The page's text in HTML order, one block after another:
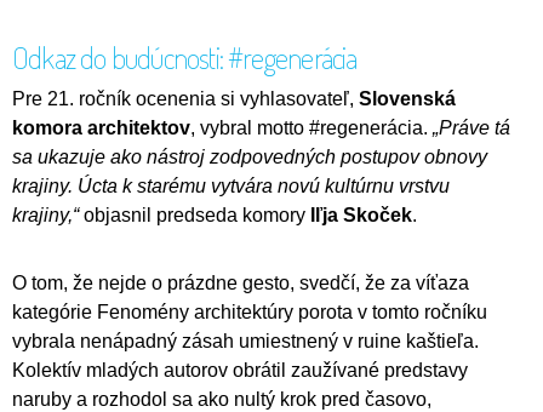
Odkaz do budúcnosti: #regenerácia
Pre 21. ročník ocenenia si vyhlasovateľ, Slovenská
komora architektov, vybral motto #regenerácia. „Práve tá
sa ukazuje ako nástroj zodpovedných postupov obnovy
krajiny. Úcta k starému vytvára novú kultúrnu vrstvu
krajiny,“objasnil predseda komory Iľja Skoček.
O tom, že nejde o prázdne gesto, svedčí, že za víťaza
kategórie Fenomény architektúry porota v tomto ročníku
vybrala nenápadný zásah umiestnený v ruine kaštieľa.
Kolektív mladých autorov obrátil zaužívané predstavy
naruby a rozhodol sa ako nultý krok pred časovo,